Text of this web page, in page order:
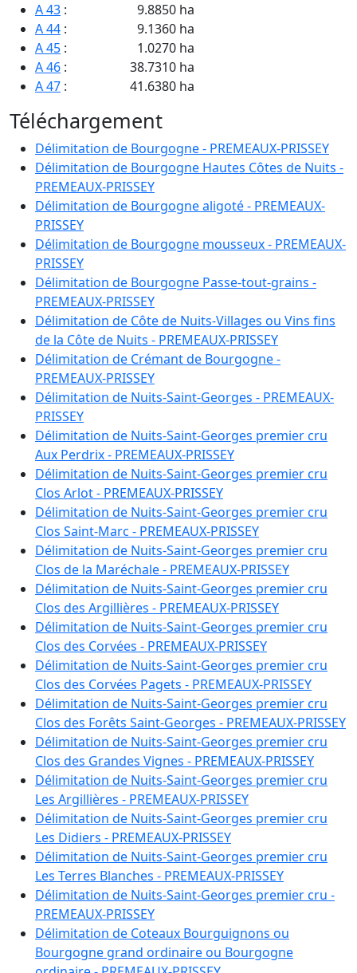
A 43 :
9.8850 ha
A 44 :
9.1360 ha
A 45 :
1.0270 ha
A 46 :
38.7310 ha
A 47 :
41.6380 ha
B 2052:
0.8300 ha
B 2054:
0.3600 ha
B 2056:
0.3120 ha
B 2058:
0.3420 ha
B 2060:
0.2680 ha
B 2062:
B 2065:
0.7600 ha
B 2067:
B 2307:
8.1480 ha
B 2318:
31.1250 ha
B 2320:
0.6350 ha
B 2322:
7.9470 ha
B 2324:
0.8400 ha
B 2326:
0.7390 ha
B 2329:
0.8120 ha
B 2330:
B 2333:
4.9570 ha
B 2337:
0.2890 ha
B 2350:
0.3180 ha
B 2354:
0.7720 ha
B 2355:
0.4420 ha
B 2359:
0.2230 ha
B 2520:
0.7670 ha
B 2521:
12.6820 ha
B 2527:
14.5830 ha
B 2529:
81.9540 ha
B 2530:
4.1740 ha
C 160:
0.5250 ha
C 194:
0.4800 ha
C 197:
3.2550 ha
C 201:
2.9000 ha
C 266:
3.3930 ha
C 317:
1.0500 ha
C 497:
2.1200 ha
C 516:
1.3540 ha
C 537:
1.4550 ha
C 596:
2.3770 ha
C 611:
2.3440 ha
C 613:
0.5320 ha
C 638:
1.0310 ha
C 655:
0.1780 ha
C 657:
0.3390 ha
C 664:
0.3340 ha
C 667:
0.0060 ha
C 675: 0.0420 ha
Téléchargement
Délimitation de Bourgogne - PREMEAUX-PRISSEY
Délimitation de Bourgogne Hautes Côtes de Nuits -
PREMEAUX-PRISSEY
Délimitation de Bourgogne aligoté - PREMEAUX-
PRISSEY
Délimitation de Bourgogne mousseux - PREMEAUX-
PRISSEY
Délimitation de Bourgogne Passe-tout-grains -
PREMEAUX-PRISSEY
Délimitation de Côte de Nuits-Villages ou Vins fins
de la Côte de Nuits - PREMEAUX-PRISSEY
Délimitation de Crémant de Bourgogne -
PREMEAUX-PRISSEY
Délimitation de Nuits-Saint-Georges - PREMEAUX-
PRISSEY
Délimitation de Nuits-Saint-Georges premier cru
Aux Perdrix - PREMEAUX-PRISSEY
Délimitation de Nuits-Saint-Georges premier cru
Clos Arlot - PREMEAUX-PRISSEY
Délimitation de Nuits-Saint-Georges premier cru
Clos Saint-Marc - PREMEAUX-PRISSEY
Délimitation de Nuits-Saint-Georges premier cru
Clos de la Maréchale - PREMEAUX-PRISSEY
Délimitation de Nuits-Saint-Georges premier cru
Clos des Argillières - PREMEAUX-PRISSEY
Délimitation de Nuits-Saint-Georges premier cru
Clos des Corvées - PREMEAUX-PRISSEY
Délimitation de Nuits-Saint-Georges premier cru
Clos des Corvées Pagets - PREMEAUX-PRISSEY
Délimitation de Nuits-Saint-Georges premier cru
Clos des Forêts Saint-Georges - PREMEAUX-PRISSEY
Délimitation de Nuits-Saint-Georges premier cru
Clos des Grandes Vignes - PREMEAUX-PRISSEY
Délimitation de Nuits-Saint-Georges premier cru
Les Argillières - PREMEAUX-PRISSEY
Délimitation de Nuits-Saint-Georges premier cru
Les Didiers - PREMEAUX-PRISSEY
Délimitation de Nuits-Saint-Georges premier cru
Les Terres Blanches - PREMEAUX-PRISSEY
Délimitation de Nuits-Saint-Georges premier cru -
PREMEAUX-PRISSEY
Délimitation de Coteaux Bourguignons ou
Bourgogne grand ordinaire ou Bourgogne